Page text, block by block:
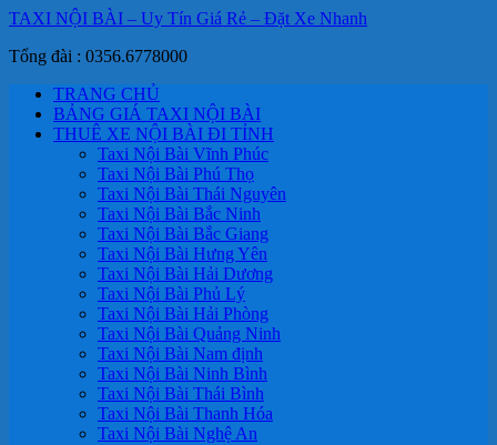
TAXI NỘI BÀI – Uy Tín Giá Rẻ – Đặt Xe Nhanh
Tổng đài : 0356.6778000
TRANG CHỦ
BẢNG GIÁ TAXI NỘI BÀI
THUÊ XE NỘI BÀI ĐI TỈNH
Taxi Nội Bài Vĩnh Phúc
Taxi Nội Bài Phú Thọ
Taxi Nội Bài Thái Nguyên
Taxi Nội Bài Bắc Ninh
Taxi Nội Bài Bắc Giang
Taxi Nội Bài Hưng Yên
Taxi Nội Bài Hải Dương
Taxi Nội Bài Phủ Lý
Taxi Nội Bài Hải Phòng
Taxi Nội Bài Quảng Ninh
Taxi Nội Bài Nam định
Taxi Nội Bài Ninh Bình
Taxi Nội Bài Thái Bình
Taxi Nội Bài Thanh Hóa
Taxi Nội Bài Nghệ An